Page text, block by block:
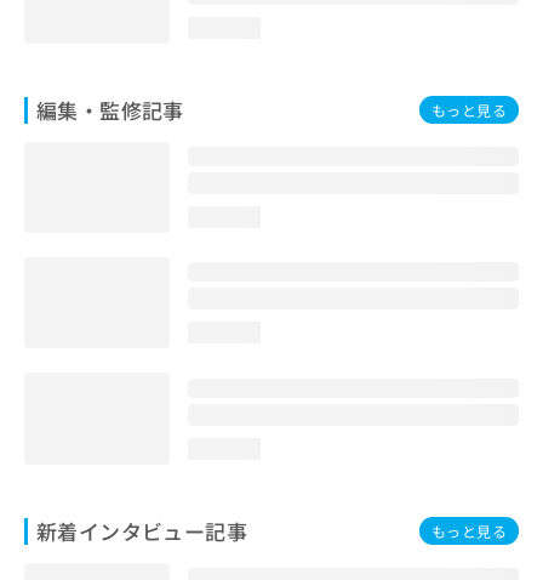
編集・監修記事 もっと見る
新着インタビュー記事 もっと見る